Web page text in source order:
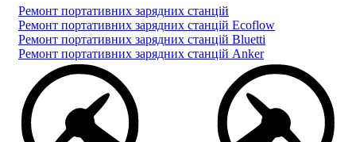
Ремонт портативних зарядних станцій
Ремонт портативних зарядних станцій Ecoflow
Ремонт портативних зарядних станцій Bluetti
Ремонт портативних зарядних станцій Anker